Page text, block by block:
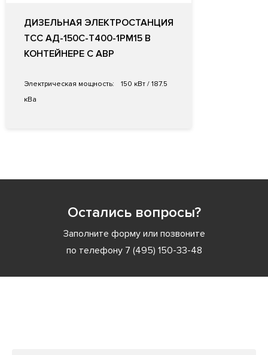
ДИЗЕЛЬНАЯ ЭЛЕКТРОСТАНЦИЯ
ТСС АД-150C-Т400-1РМ15 В
КОНТЕЙНЕРЕ С АВР
Электрическая мощность:
150 кВт / 187.5
кВа
Остались вопросы?
Заполните форму или позвоните
по телефону 7 (495) 150-33-48